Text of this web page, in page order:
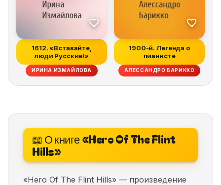
1612. «Вставайте,
люди Русские!»
ИРИНА ИЗМАЙЛОВА
1900-й. Легенда о
пианисте
АЛЕССАНДРО БАРИККО
📖 О книге «Hero Of The Flint
Hills»
«Hero Of The Flint Hills» — произведение